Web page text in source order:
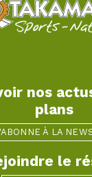
nos
plans
À LA
le